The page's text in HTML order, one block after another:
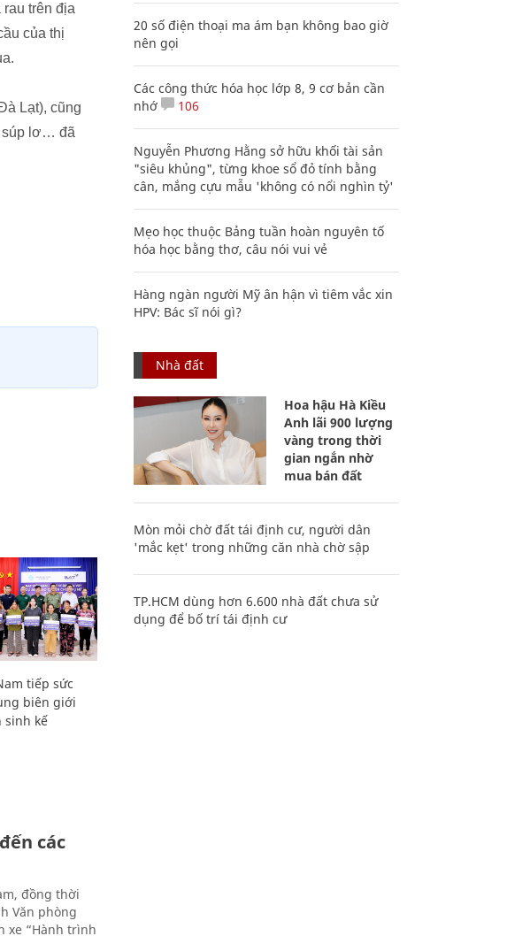
trên địa
của thị
Lạt), cũng
súp lơ… đã
tiếp sức
biên giới
sinh kế
các
đồng thời
Văn phòng
xe “Hành trình
20 số điện thoại ma ám bạn không bao giờ
nên gọi
Các công thức hóa học lớp 8, 9 cơ bản cần
nhớ
106
Nguyễn Phương Hằng sở hữu khối tài sản
"siêu khủng", từng khoe sổ đỏ tính bằng
cân, mắng cựu mẫu 'không có nổi nghìn tỷ'
Mẹo học thuộc Bảng tuần hoàn nguyên tố
hóa học bằng thơ, câu nói vui vẻ
Hàng ngàn người Mỹ ân hận vì tiêm vắc xin
HPV: Bác sĩ nói gì?
Nhà đất
Hoa hậu Hà Kiều
Anh lãi 900 lượng
vàng trong thời
gian ngắn nhờ
mua bán đất
Mòn mỏi chờ đất tái định cư, người dân
'mắc kẹt' trong những căn nhà chờ sập
TP.HCM dùng hơn 6.600 nhà đất chưa sử
dụng để bố trí tái định cư